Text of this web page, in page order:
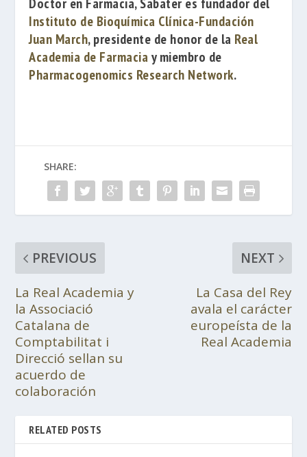
Instituto de Bioquímica Clínica-Fundación
Juan March, presidente de honor de la Real
Academia de Farmaciay miembro de
Pharmacogenomics Research Network.
SHARE:
PREVIOUS
La Real Academia y
la Associació
Catalana de
Comptabilitat i
Direcció sellan su
acuerdo de
colaboración
NEXT
La Casa del Rey
avala el carácter
europeísta de la
Real Academia
RELATED POSTS